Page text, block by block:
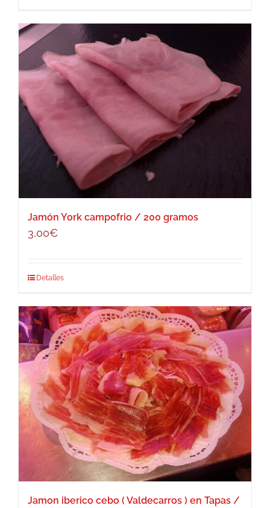
Jamón York campofrio / 200 gramos
3,00€
Detalles
Jamon iberico cebo ( Valdecarros ) en Tapas /